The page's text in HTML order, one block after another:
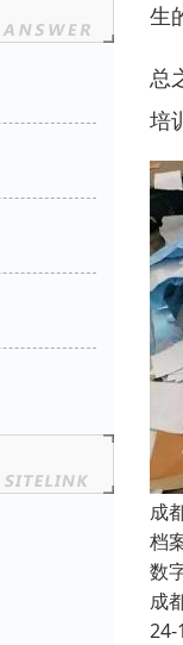
生
总
培
成
档
数
成
24-